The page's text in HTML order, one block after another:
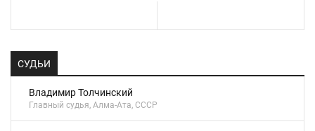
СУДЬИ
Владимир Толчинский
Главный судья, Алма-Ата, СССР